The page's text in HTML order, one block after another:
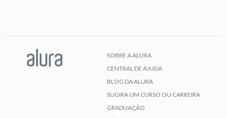
SOBRE A ALURA
CENTRAL DE AJUDA
BLOG DA ALURA
SUGIRA UM CURSO OU CARREIRA
GRADUAÇÃO